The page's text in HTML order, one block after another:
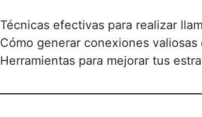
Técnicas efectivas para realizar
Cómo generar conexiones valiosas
Herramientas para mejorar tus